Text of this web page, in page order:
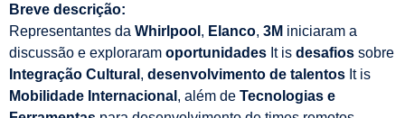
Breve descrição:
Representantes da Whirlpool , Elanco, 3M iniciaram a
discussão e exploraram oportunidades It is desafios sobre
Integração Cultural , desenvolvimento de talentos It is
Mobilidade Internacional , além de Tecnologias e